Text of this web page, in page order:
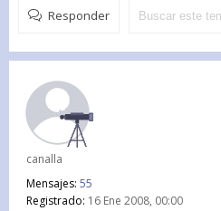
Responder
canalla
Mensajes: 55
Registrado: 16 Ene 2008, 00:00